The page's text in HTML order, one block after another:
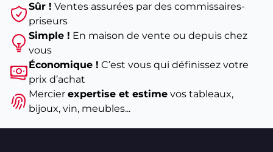
Sûr ! Ventes assurées par des commissaires-
priseurs
Simple ! En maison de vente ou depuis chez
vous
Économique ! C’est vous qui définissez votre
prix d’achat
Mercier expertise et estimevos tableaux,
bijoux, vin, meubles...